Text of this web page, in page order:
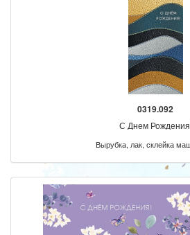
0319.092
С Днем
Вырубка, лак, склейка